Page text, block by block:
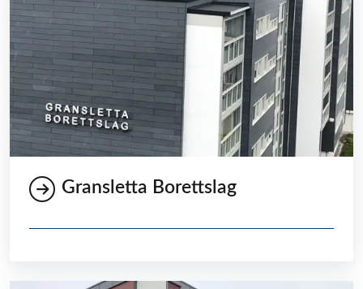
Gransletta Borettslag